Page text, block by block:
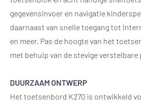
gegevensinvoer en navigatie
daarnaast van snelle toegang tot
en meer. Pas de hoogte van het
met behulp van de stevige verstelbare
DUURZAAM ONTWERP
Het toetsenbord K270 is ontwikkeld